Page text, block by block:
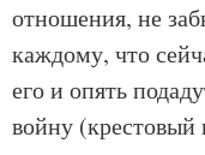
отношения, не
каждому, что
его и опять
войну (крестовый